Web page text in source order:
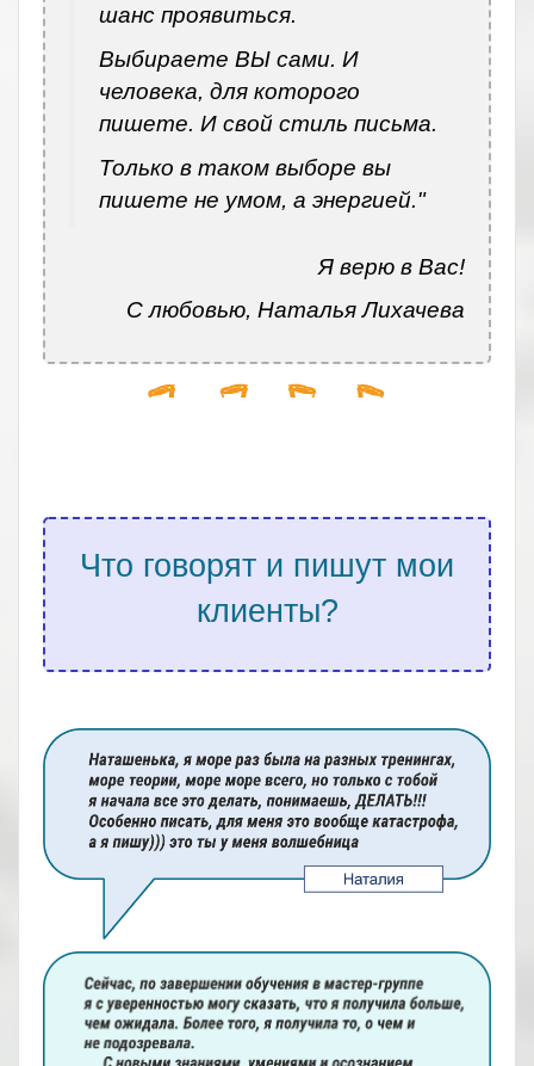
шанс проявиться.
Выбираете ВЫ сами. И
человека, для которого
пишете. И свой стиль письма.
Только в таком выборе вы
пишете не умом, а энергией."
Я верю в Вас!
С любовью, Наталья Лихачева
Что говорят и пишут мои
клиенты?